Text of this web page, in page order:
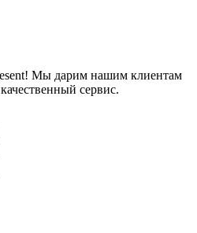
Мы дарим нашим клиентам
сервис.